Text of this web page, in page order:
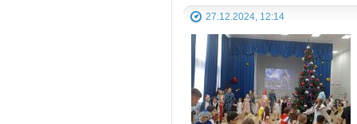
27.12.2024, 12:14